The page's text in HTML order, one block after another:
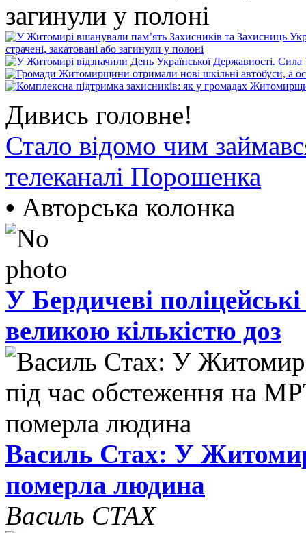
загинули у полоні
Дивись головне!
Стало відомо чим
телеканалі Порошенка
• Авторська колонка
У Бердичеві
великою кількістю доз
Василь Стах: У
померла людина
Василь СТАХ